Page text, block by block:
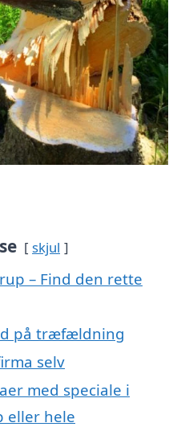
skjul
– Find den rette
på træfældning
selv
med speciale i
hele